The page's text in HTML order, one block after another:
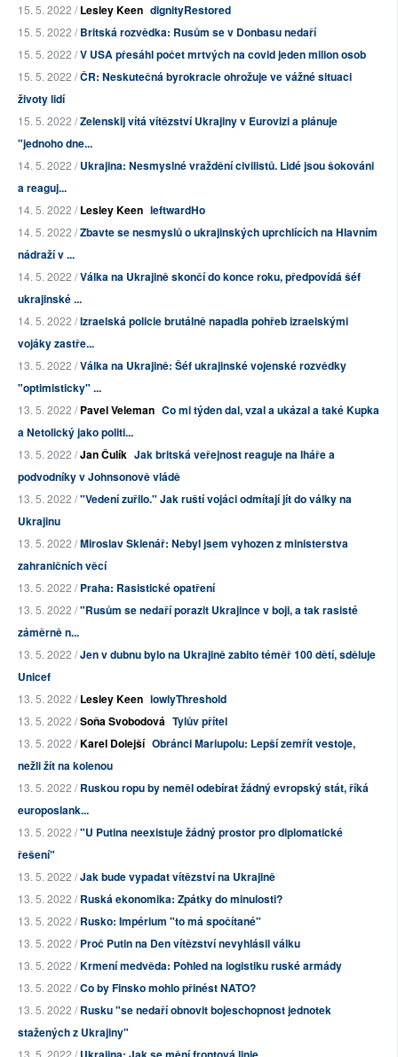
15. 5. 2022 /Lesley Keen dignityRestored
15. 5. 2022 /Britská rozvědka: Rusům se v Donbasu nedaří
15. 5. 2022 /V USA přesáhl počet mrtvých na covid jeden milion osob
15. 5. 2022 /ČR: Neskutečná byrokracie ohrožuje ve vážné situaci
životy lidí
15. 5. 2022 /Zelenskij vítá vítězství Ukrajiny v Eurovizi a plánuje
"jednoho dne...
14. 5. 2022 /Ukrajina: Nesmyslné vraždění civilistů. Lidé jsou šokováni
a reaguj...
14. 5. 2022 /Lesley Keen leftwardHo
14. 5. 2022 /Zbavte se nesmyslů o ukrajinských uprchlících na Hlavním
nádraží v ...
14. 5. 2022 /Válka na Ukrajině skončí do konce roku, předpovídá šéf
ukrajinské ...
14. 5. 2022 /Izraelská policie brutálně napadla pohřeb izraelskými
vojáky zastře...
13. 5. 2022 /Válka na Ukrajině: Šéf ukrajinské vojenské rozvědky
"optimisticky" ...
13. 5. 2022 /Pavel Veleman Co mi týden dal, vzal a ukázal a také Kupka
a Netolický jako politi...
13. 5. 2022 /Jan Čulík Jak britská veřejnost reaguje na lháře a
podvodníky v Johnsonově vládě
13. 5. 2022 /"Vedení zuřilo." Jak ruští vojáci odmítají jít do války na
Ukrajinu
13. 5. 2022 /Miroslav Sklenář: Nebyl jsem vyhozen z ministerstva
zahraničních věcí
13. 5. 2022 /Praha: Rasistické opatření
13. 5. 2022 /"Rusům se nedaří porazit Ukrajince v boji, a tak rasisté
záměrně n...
13. 5. 2022 /Jen v dubnu bylo na Ukrajině zabito téměř 100 dětí, sděluje
Unicef
13. 5. 2022 /Lesley Keen lowlyThreshold
13. 5. 2022 /Soňa Svobodová Tylův přítel
13. 5. 2022 /Karel Dolejší Obránci Mariupolu: Lepší zemřít vestoje,
nežli žít na kolenou
13. 5. 2022 /Ruskou ropu by neměl odebírat žádný evropský stát, říká
europoslank...
13. 5. 2022 /"U Putina neexistuje žádný prostor pro diplomatické
řešení"
13. 5. 2022 /Jak bude vypadat vítězství na Ukrajině
13. 5. 2022 /Ruská ekonomika: Zpátky do minulosti?
13. 5. 2022 /Rusko: Impérium "to má spočítané"
13. 5. 2022 /Proč Putin na Den vítězství nevyhlásil válku
13. 5. 2022 /Krmení medvěda: Pohled na logistiku ruské armády
13. 5. 2022 /Co by Finsko mohlo přinést NATO?
13. 5. 2022 /Rusku "se nedaří obnovit bojeschopnost jednotek
stažených z Ukrajiny"